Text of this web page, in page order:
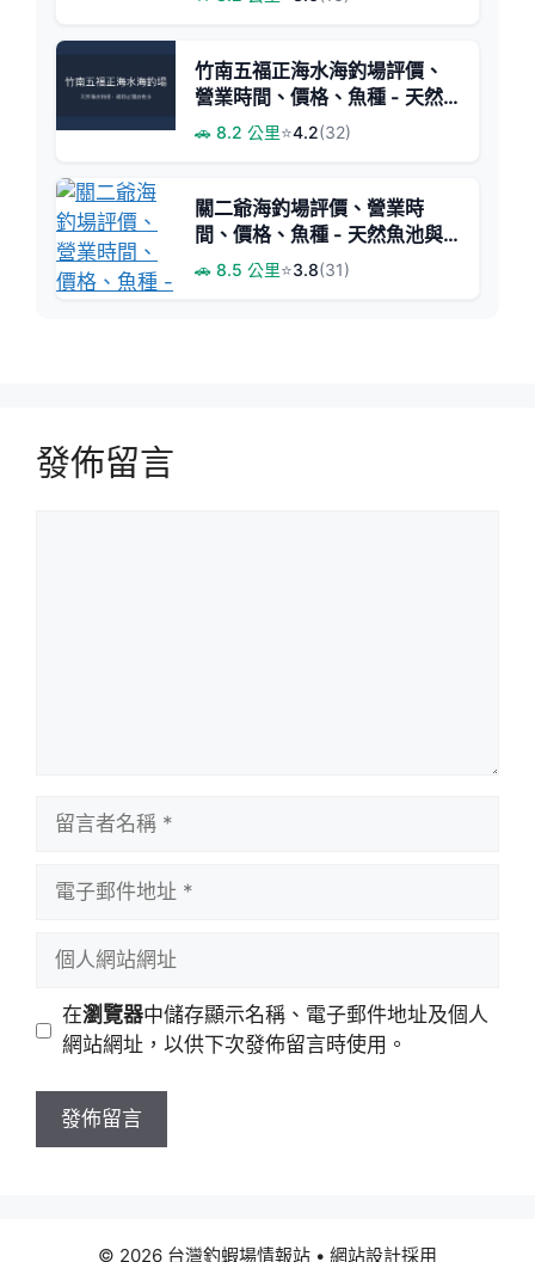
竹南五福正海水海釣場評價、
營業時間、價格、魚種 - 天然
海水釣魚體驗
🚗 8.2 公里⭐4.2(32)
關二爺海釣場評價、營業時
間、價格、魚種 - 天然魚池與
親切服務
🚗 8.5 公里⭐3.8(31)
發佈留言
址
站
址
在瀏覽器中儲存顯示名稱、電子郵件地址及個人
網站網址，以供下次發佈留言時使用。
© 2026 台灣釣蝦場情報站 • 網站設計採用